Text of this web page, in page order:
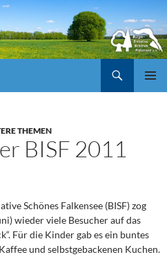
THEMEN
BISF 2011
Schönes Falkensee (BISF) zog
wieder viele Besucher auf das
Für die Kinder gab es ein buntes
und selbstgebackenen Kuchen.